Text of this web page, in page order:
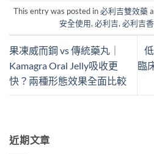
This entry was posted in必利吉雙效藥
安全使用, 必利吉, 必利吉
果凍威而鋼 vs 傳統藥丸｜
Kamagra Oral Jelly吸收更
快？兩種形態效果全面比較
臨
近期文章